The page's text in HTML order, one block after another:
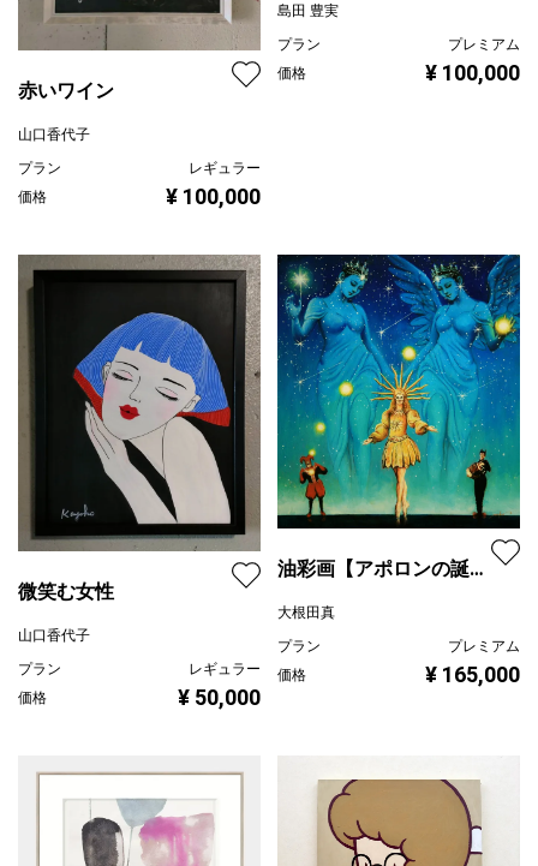
赤いワイン
山口香代子
プラン
レギュラー
価格
¥ 100,000
島田 豊実
プラン
プレミアム
価格
¥ 100,000
微笑む女性
山口香代子
プラン
レギュラー
価格
¥ 50,000
油彩画【アポロンの誕
大根田真
プラン
プレミアム
価格
¥ 165,000